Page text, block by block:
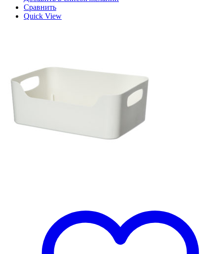
Сравнить
Quick View